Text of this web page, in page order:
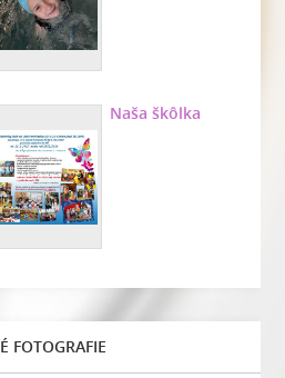
Naša škôlka
FOTOGRAFIE